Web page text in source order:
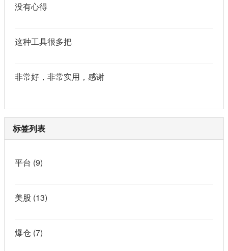
没有心得
这种工具很多把
非常好，非常实用，感谢
标签列表
平台 (9)
美股 (13)
爆仓 (7)